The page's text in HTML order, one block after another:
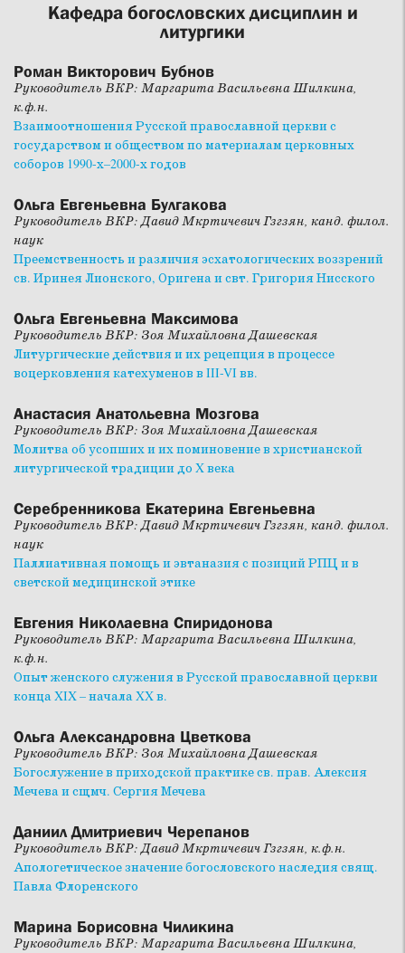
Кафедра богословских дисциплин и
литургики
Роман Викторович Бубнов
Руководитель ВКР: Маргарита Васильевна Шилкина,
к.ф.н.
Взаимоотношения Русской православной церкви с
государством и обществом по материалам церковных
соборов 1990-х–2000-х годов
Ольга Евгеньевна Булгакова
Руководитель ВКР: Давид Мкртичевич Гзгзян, канд. филол.
наук
Преемственность и различия эсхатологических воззрений
св. Иринея Лионского, Оригена и свт. Григория Нисского
Ольга Евгеньевна Максимова
Руководитель ВКР: Зоя Михайловна Дашевская
Литургические действия и их рецепция в процессе
воцерковления катехуменов в III-VI вв.
Анастасия Анатольевна Мозгова
Руководитель ВКР: Зоя Михайловна Дашевская
Молитва об усопших и их поминовение в христианской
литургической традиции до X века
Серебренникова Екатерина Евгеньевна
Руководитель ВКР: Давид Мкртичевич Гзгзян, канд. филол.
наук
Паллиативная помощь и эвтаназия с позиций РПЦ и в
светской медицинской этике
Евгения Николаевна Спиридонова
Руководитель ВКР: Маргарита Васильевна Шилкина,
к.ф.н.
Опыт женского служения в Русской православной церкви
конца XIX – начала XX в.
Ольга Александровна Цветкова
Руководитель ВКР: Зоя Михайловна Дашевская
Богослужение в приходской практике св. прав. Алексия
Мечева и сщмч. Сергия Мечева
Даниил Дмитриевич Черепанов
Руководитель ВКР: Давид Мкртичевич Гзгзян, к.ф.н.
Апологетическое значение богословского наследия свящ.
Павла Флоренского
Марина Борисовна Чиликина
Руководитель ВКР: Маргарита Васильевна Шилкина,